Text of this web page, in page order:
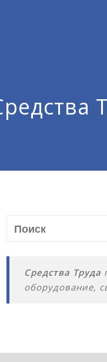
Средства Труда
оборудование,